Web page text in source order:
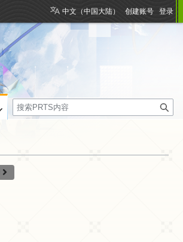
中文（中国大陆） 创建账号 登录
搜
索